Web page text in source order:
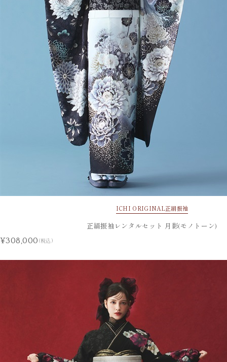
ICHI ORIGINAL正絹振袖
正絹振袖レンタルセット 月影(モノトーン)
¥308,000 (税込)